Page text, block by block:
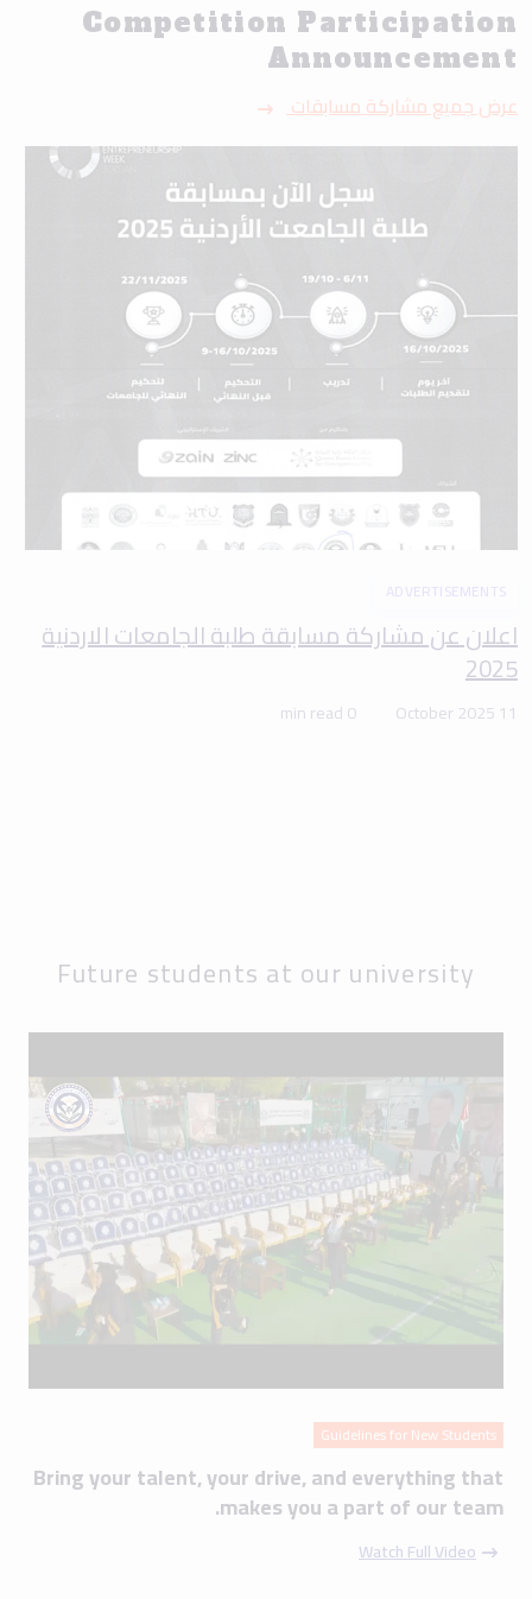
Competition Participation
Announcement
عرض جميع مشاركة مسابقات
ADVERTISEMENTS
اعلان عن مشاركة مسابقة طلبة الجامعات الاردنية
2025
11 October 2025
0 min read
Future students at our university
Guidelines for New Students
Bring your talent, your drive, and everything that
makes you a part of our team.
Watch Full Video